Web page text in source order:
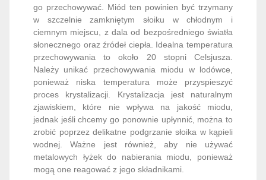
go przechowywać. Miód ten powinien być trzymany
w szczelnie zamkniętym słoiku w chłodnym i
ciemnym miejscu, z dala od bezpośredniego światła
słonecznego oraz źródeł ciepła. Idealna temperatura
przechowywania to około 20 stopni Celsjusza.
Należy unikać przechowywania miodu w lodówce,
ponieważ niska temperatura może przyspieszyć
proces krystalizacji. Krystalizacja jest naturalnym
zjawiskiem, które nie wpływa na jakość miodu,
jednak jeśli chcemy go ponownie upłynnić, można to
zrobić poprzez delikatne podgrzanie słoika w kąpieli
wodnej. Ważne jest również, aby nie używać
metalowych łyżek do nabierania miodu, ponieważ
mogą one reagować z jego składnikami.